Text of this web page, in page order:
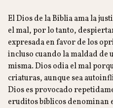
El Dios de la Biblia ama la
el mal, por lo tanto,
expresada en favor de los
incluso cuando la maldad de
misma. Dios odia el mal
criaturas, aunque sea
Dios es provocado
eruditos bíblicos denominan